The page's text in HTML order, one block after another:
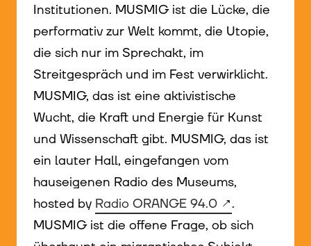
Institutionen. MUSMIG ist die Lücke, die
performativ zur Welt kommt, die Utopie,
die sich nur im Sprechakt, im
Streitgespräch und im Fest verwirklicht.
MUSMIG, das ist eine aktivistische
Wucht, die Kraft und Energie für Kunst
und Wissenschaft gibt. MUSMIG, das ist
ein lauter Hall, eingefangen vom
hauseigenen Radio des Museums,
hosted by Radio ORANGE 94.0
.
MUSMIG ist die offene Frage, ob sich